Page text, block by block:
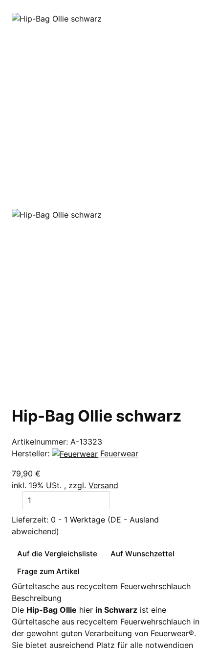
Hip-Bag Ollie schwarz
Artikelnummer: A-13323
Hersteller:
Feuerwear
79,90 €
inkl. 19% USt. , zzgl. Versand
Lieferzeit: 0 - 1 Werktage (DE - Ausland
abweichend)
Auf die Vergleichsliste
Auf Wunschzettel
Frage zum Artikel
Gürteltasche aus recyceltem Feuerwehrschlauch
Beschreibung
Die Hip-Bag Ollie hier in Schwarz ist eine
Gürteltasche aus recyceltem Feuerwehrschlauch in
der gewohnt guten Verarbeitung von Feuerwear®.
Sie bietet ausreichend Platz für alle notwendigen